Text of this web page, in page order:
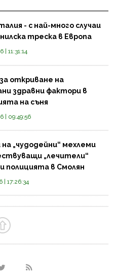
- с най-много случаи
треска в Европа
11:31:14
откриване на
здравни фактори в
на съня
| 09:49:56
на „чудодейни“ мехлеми
„лечители“
полицията в Смолян
| 17:26:34